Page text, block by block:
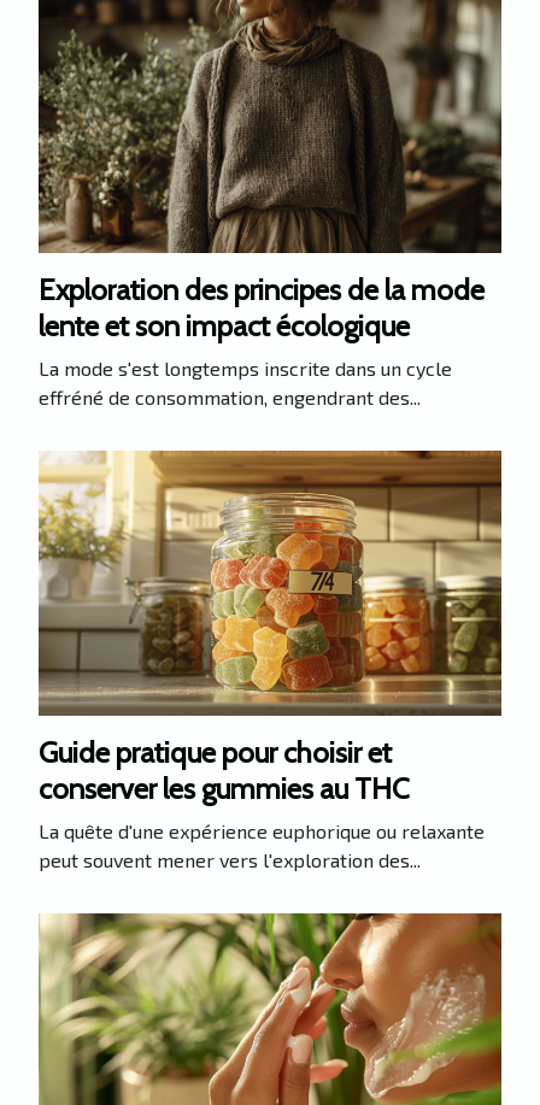
Exploration des principes de la mode
lente et son impact écologique
La mode s'est longtemps inscrite dans un cycle
effréné de consommation, engendrant des...
Guide pratique pour choisir et
conserver les gummies au THC
La quête d'une expérience euphorique ou relaxante
peut souvent mener vers l'exploration des...